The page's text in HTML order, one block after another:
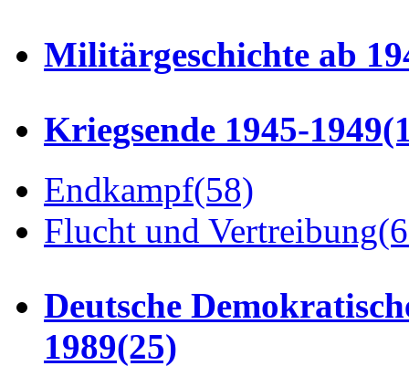
Militärgeschichte ab
Kriegsende 1945-1949
Endkampf(58)
Flucht und Vertreibung
Deutsche
1989(25)